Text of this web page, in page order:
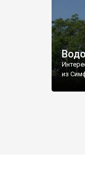
из